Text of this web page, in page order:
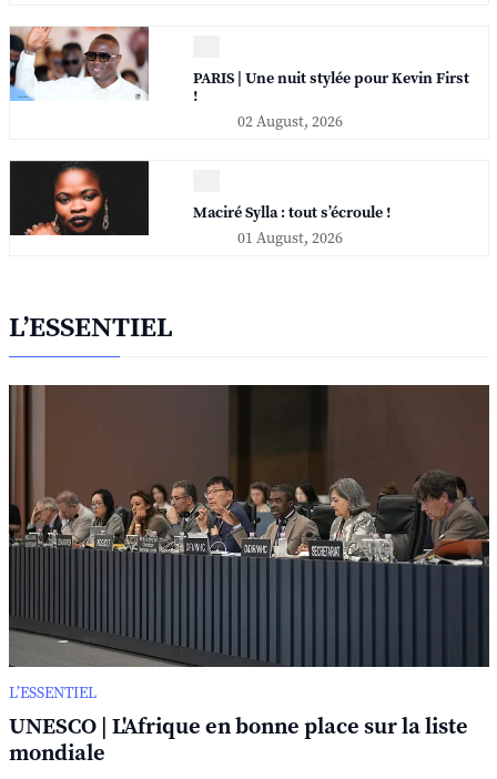
PARIS | Une nuit stylée pour Kevin First
!
02 August, 2026
Maciré Sylla : tout s’écroule !
01 August, 2026
L’ESSENTIEL
L’ESSENTIEL
UNESCO | L'Afrique en bonne place sur la liste
mondiale